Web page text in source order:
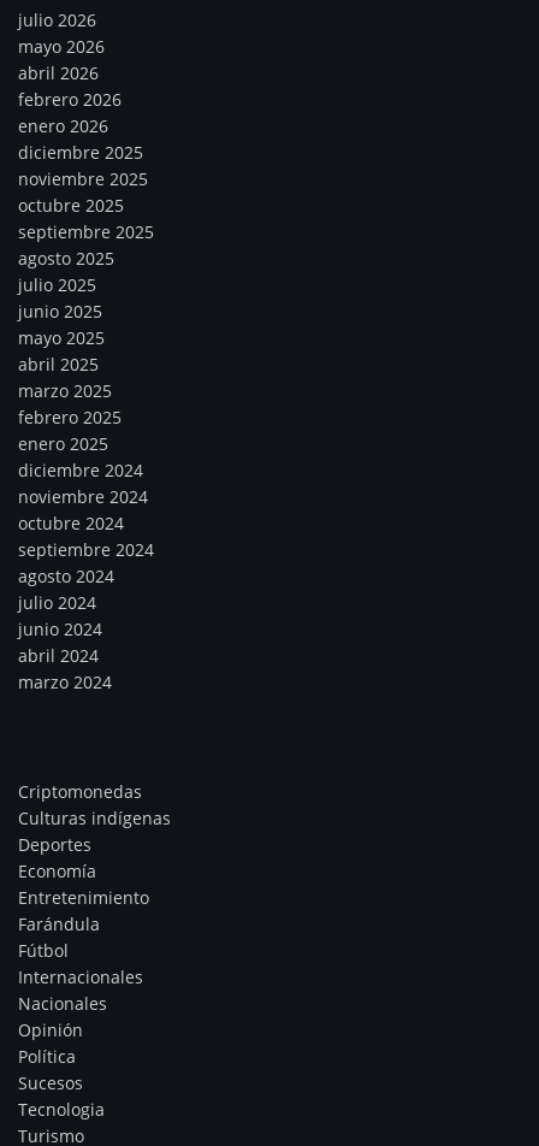
julio 2026
mayo 2026
abril 2026
febrero 2026
enero 2026
diciembre 2025
noviembre 2025
octubre 2025
septiembre 2025
agosto 2025
julio 2025
junio 2025
mayo 2025
abril 2025
marzo 2025
febrero 2025
enero 2025
diciembre 2024
noviembre 2024
octubre 2024
septiembre 2024
agosto 2024
julio 2024
junio 2024
abril 2024
marzo 2024
Criptomonedas
Culturas indígenas
Deportes
Economía
Entretenimiento
Farándula
Fútbol
Internacionales
Nacionales
Opinión
Política
Sucesos
Tecnologia
Turismo